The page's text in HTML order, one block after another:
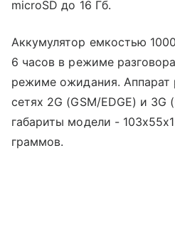
microSD до 16 Гб.
Аккумулятор емкостью
6 часов в режиме
режиме ожидания. Аппарат
сетях 2G (GSM/EDGE) и 3G
габариты модели -
граммов.